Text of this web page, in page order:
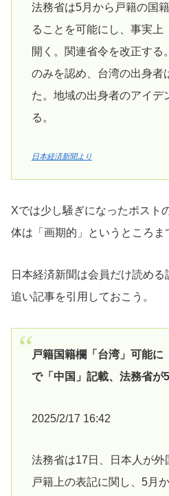
法務省は5月から戸籍の国
ることを可能にし、事実上
開く。関連省令を改正する
のみを認め、台湾の出身者
た。地域の出身者のアイデ
る。
日本経済新聞より
Xでは少し騒ぎになったポスト
体は「画期的」というところま
日本経済新聞は会員だけ読め
追い記事を引用しておこう。
戸籍国籍欄「台湾」可能
で「中国」記載、法務省が
2025/2/17 16:42
法務省は17日、日本人が
戸籍上の表記に関し、5月